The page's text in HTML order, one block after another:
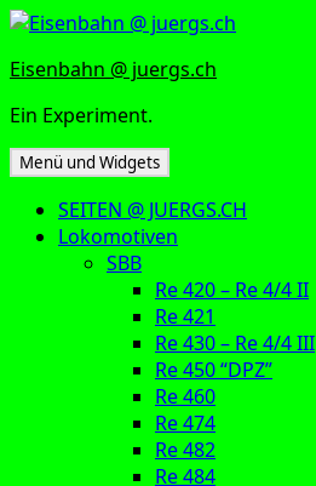
Zum
springen
Eisenbahn @ juergs.ch
Ein Experiment.
Menü und Widgets
SEITEN @ JUERGS.CH
Lokomotiven
SBB
Re 420 – Re 4/4 II
Re 421
Re 430 – Re 4/4 III
Re 450 “DPZ”
Re 460
Re 474
Re 482
Re 484